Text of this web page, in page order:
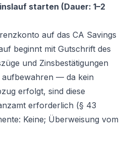
starten (Dauer: 1–2
auf das CA Savings
beginnt mit Gutschrift des
und Zinsbestätigungen
— da kein
erfolgt, sind diese
erforderlich (§ 43
Keine; Überweisung vom